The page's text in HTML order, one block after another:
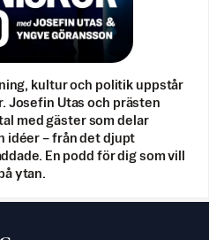
kultur och politik uppstår
Josefin Utas och prästen
med gäster som delar
idéer – från det djupt
En podd för dig som vill
ytan.